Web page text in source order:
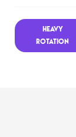
HEAVY
ROTATION